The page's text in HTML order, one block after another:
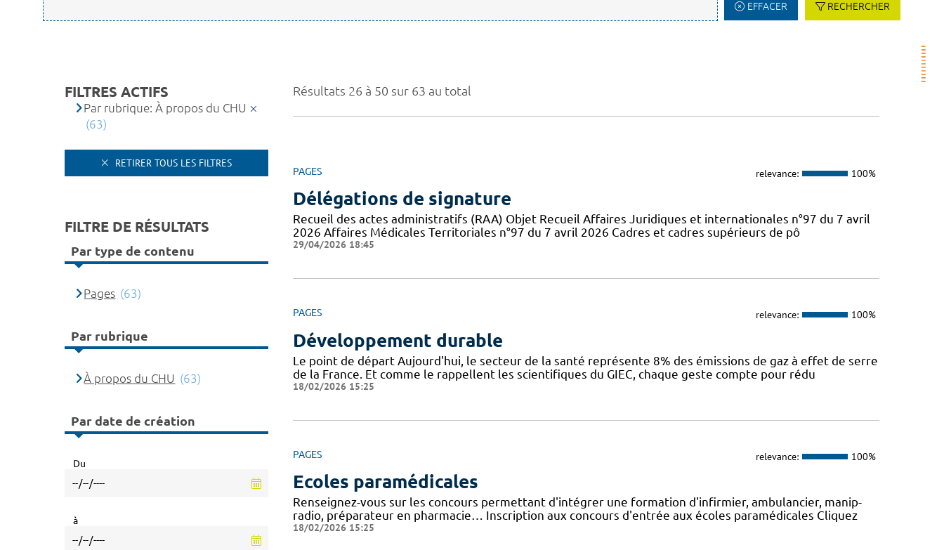
EFFACER RECHERCHER
Résultats 26 à 50 sur 63 au total
PAGES relevance: 100%
Délégations de signature
Recueil des actes administratifs (RAA) Objet Recueil Affaires Juridiques et internationales n°97 du 7 avril
2026 Affaires Médicales Territoriales n°97 du 7 avril 2026 Cadres et cadres supérieurs de pô
29/04/2026 18:45
PAGES relevance: 100%
Développement durable
Le point de départ Aujourd'hui, le secteur de la santé représente 8% des émissions de gaz à effet de serre
de la France. Et comme le rappellent les scientifiques du GIEC, chaque geste compte pour rédu
18/02/2026 15:25
PAGES relevance: 100%
Ecoles paramédicales
Renseignez-vous sur les concours permettant d'intégrer une formation d'infirmier, ambulancier, manip-
radio, préparateur en pharmacie… Inscription aux concours d'entrée aux écoles paramédicales Cliquez
18/02/2026 15:25
FILTRES ACTIFS
Par rubrique: À propos du CHU
(63)
RETIRER TOUS LES FILTRES
FILTRE DE RÉSULTATS
Par type de contenu
Pages (63)
Par rubrique
À propos du CHU (63)
Par date de création
Du
à